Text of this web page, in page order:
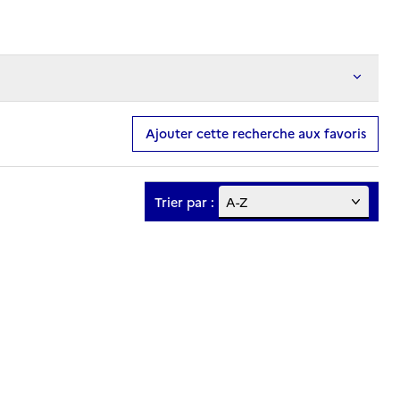
Ajouter cette recherche aux favoris
Trier par :